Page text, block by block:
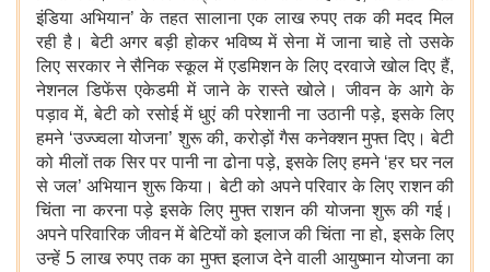
इंडिया अभियान’ के तहत सालाना एक लाख रुपए तक की मदद मिल
रही है। बेटी अगर बड़ी होकर भविष्य में सेना में जाना चाहे तो उसके
लिए सरकार ने सैनिक स्कूल में एडमिशन के लिए दरवाजे खोल दिए हैं,
नेशनल डिफेंस एकेडमी में जाने के रास्ते खोले। जीवन के आगे के
पड़ाव में, बेटी को रसोई में धुएं की परेशानी ना उठानी पड़े, इसके लिए
हमने ‘उज्ज्वला योजना’ शुरू की, करोड़ों गैस कनेक्शन मुफ्त दिए। बेटी
को मीलों तक सिर पर पानी ना ढोना पड़े, इसके लिए हमने ‘हर घर नल
से जल’ अभियान शुरू किया। बेटी को अपने परिवार के लिए राशन की
चिंता ना करना पड़े इसके लिए मुफ्त राशन की योजना शुरू की गई।
अपने परिवारिक जीवन में बेटियों को इलाज की चिंता ना हो, इसके लिए
उन्हें 5 लाख रुपए तक का मुफ्त इलाज देने वाली आयुष्मान योजना का